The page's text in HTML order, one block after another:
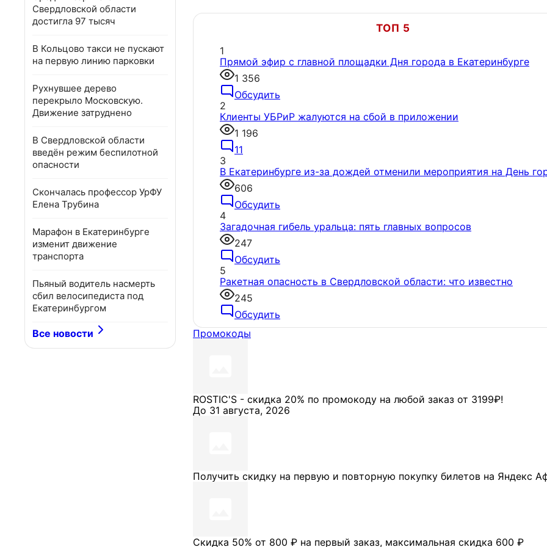
Свердловской области
достигла 97 тысяч
В Кольцово такси не пускают
на первую линию парковки
Рухнувшее дерево
перекрыло Московскую.
Движение затруднено
В Свердловской области
введён режим беспилотной
опасности
Скончалась профессор УрФУ
Елена Трубина
Марафон в Екатеринбурге
изменит движение
транспорта
Пьяный водитель насмерть
сбил велосипедиста под
Екатеринбургом
Все новости
ТОП 5
1
Прямой эфир с главной площадки Дня города в Екатеринбурге
1 356
Обсудить
2
Клиенты УБРиР жалуются на сбой в приложении
1 196
11
3
В Екатеринбурге из-за дождей отменили мероприятия на День
606
Обсудить
4
Загадочная гибель уральца: пять главных вопросов
247
Обсудить
5
Ракетная опасность в Свердловской области: что известно
245
Обсудить
Промокоды
ROSTIC'S - скидка 20% по промокоду на любой заказ от 3199₽!
До 31 августа, 2026
Получить скидку на первую и повторную покупку билетов на Яндекс
Скидка 50% от 800 ₽ на первый заказ, максимальная скидка 600 ₽